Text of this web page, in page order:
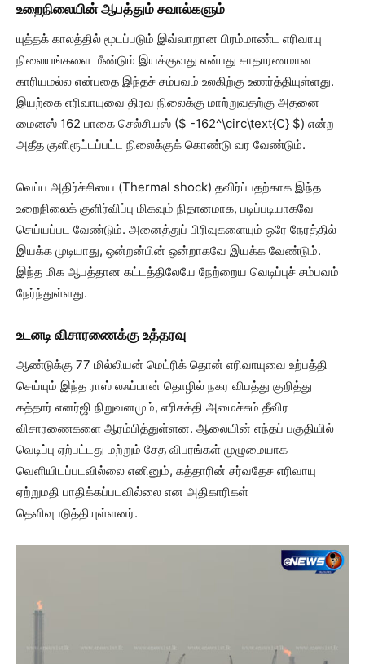
உறைநிலையின் ஆபத்தும் சவால்களும்
யுத்தக் காலத்தில் மூடப்படும் இவ்வாறான பிரம்மாண்ட எரிவாயு
நிலையங்களை மீண்டும் இயக்குவது என்பது சாதாரணமான
காரியமல்ல என்பதை இந்தச் சம்பவம் உலகிற்கு உணர்த்தியுள்ளது.
இயற்கை எரிவாயுவை திரவ நிலைக்கு மாற்றுவதற்கு அதனை
மைனஸ் 162 பாகை செல்சியஸ் ($ -162^\circ\text{C} $) என்ற
அதீத குளிரூட்டப்பட்ட நிலைக்குக் கொண்டு வர வேண்டும்.
வெப்ப அதிர்ச்சியை (Thermal shock) தவிர்ப்பதற்காக இந்த
உறைநிலைக் குளிர்விப்பு மிகவும் நிதானமாக, படிப்படியாகவே
செய்யப்பட வேண்டும். அனைத்துப் பிரிவுகளையும் ஒரே நேரத்தில்
இயக்க முடியாது, ஒன்றன்பின் ஒன்றாகவே இயக்க வேண்டும்.
இந்த மிக ஆபத்தான கட்டத்திலேயே நேற்றைய வெடிப்புச் சம்பவம்
நேர்ந்துள்ளது.
உடனடி விசாரணைக்கு உத்தரவு
ஆண்டுக்கு 77 மில்லியன் மெட்ரிக் தொன் எரிவாயுவை உற்பத்தி
செய்யும் இந்த ராஸ் லஃப்பான் தொழில் நகர விபத்து குறித்து
கத்தார் எனர்ஜி நிறுவனமும், எரிசக்தி அமைச்சும் தீவிர
விசாரணைகளை ஆரம்பித்துள்ளன. ஆலையின் எந்தப் பகுதியில்
வெடிப்பு ஏற்பட்டது மற்றும் சேத விபரங்கள் முழுமையாக
வெளியிடப்படவில்லை எனினும், கத்தாரின் சர்வதேச எரிவாயு
ஏற்றுமதி பாதிக்கப்படவில்லை என அதிகாரிகள்
தெளிவுபடுத்தியுள்ளனர்.